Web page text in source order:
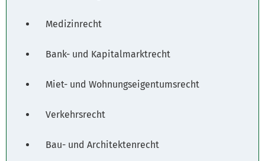
Medizinrecht
Bank- und Kapitalmarktrecht
Miet- und Wohnungseigentumsrecht
Verkehrsrecht
Bau- und Architektenrecht